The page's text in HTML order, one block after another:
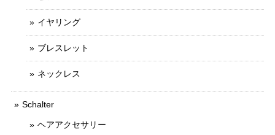
イヤリング
ブレスレット
ネックレス
Schalter
ヘアアクセサリー